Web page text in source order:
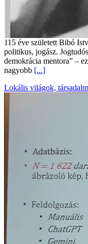
115 éve született Bibó
politikus, jogász.
demokrácia mentora” –
nagyobb [...]
Lokális világok,